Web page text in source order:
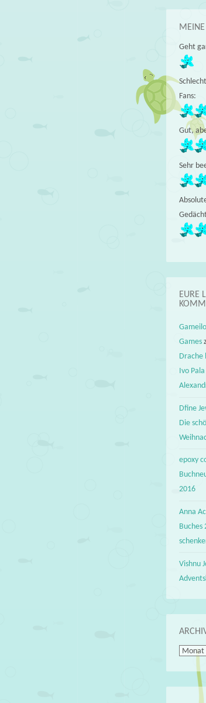
Geht
Fans:
Gut,
Sehr
EURE
Games
Drache
Ivo
Dfine
Die
epoxy
2016
Anna
Buches
Vishnu
Archiv